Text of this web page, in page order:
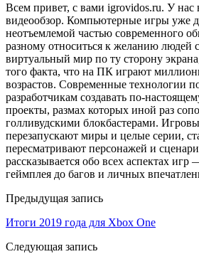
Всем привет, с вами igrovidos.ru. У
видеообзор. Компьютерные игры уже
неотъемлемой частью современного
разному относиться к желанию людей
виртуальный мир по ту сторону
того факта, что на ПК играют
возрастов. Современные технологии
разработчикам создавать по-
проекты, размах которых иной раз
голливудскими блокбастерами.
перезапускают миры и целые серии,
пересматривают персонажей и
рассказывается обо всех аспектах
геймплея до багов и личных
Предыдущая запись
Итоги 2019 года для Xbox One
Следующая запись